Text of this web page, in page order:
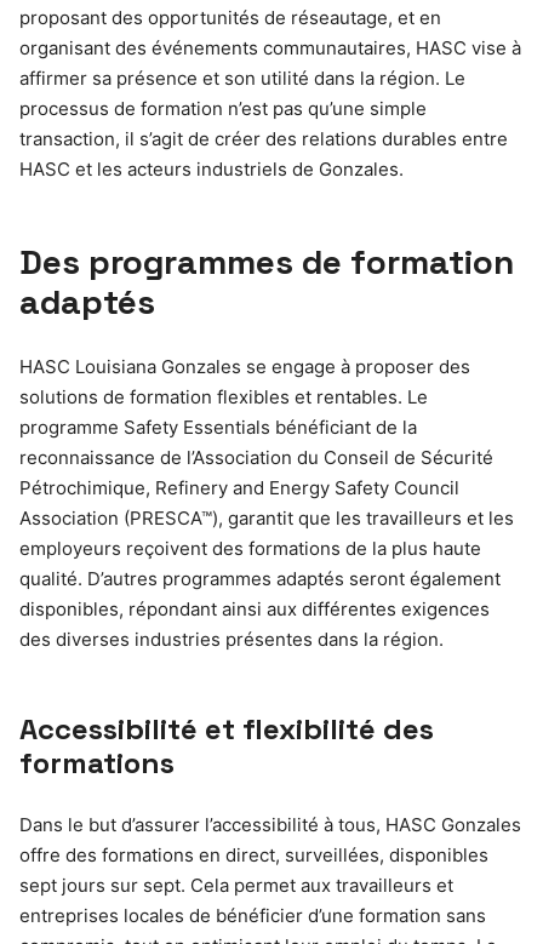
proposant des opportunités de réseautage, et en
organisant des événements communautaires, HASC vise à
affirmer sa présence et son utilité dans la région. Le
processus de formation n’est pas qu’une simple
transaction, il s’agit de créer des relations durables entre
HASC et les acteurs industriels de Gonzales.
Des programmes de formation
adaptés
HASC Louisiana Gonzales se engage à proposer des
solutions de formation flexibles et rentables. Le
programme Safety Essentials bénéficiant de la
reconnaissance de l’Association du Conseil de Sécurité
Pétrochimique, Refinery and Energy Safety Council
Association (PRESCA™), garantit que les travailleurs et les
employeurs reçoivent des formations de la plus haute
qualité. D’autres programmes adaptés seront également
disponibles, répondant ainsi aux différentes exigences
des diverses industries présentes dans la région.
Accessibilité et flexibilité des
formations
Dans le but d’assurer l’accessibilité à tous, HASC Gonzales
offre des formations en direct, surveillées, disponibles
sept jours sur sept. Cela permet aux travailleurs et
entreprises locales de bénéficier d’une formation sans